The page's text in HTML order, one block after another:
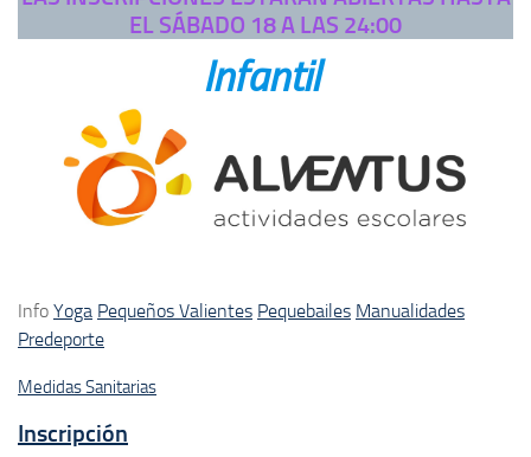
EL SÁBADO 18 A LAS 24:00
Infantil
Info Yoga Pequeños Valientes Pequebailes Manualidades
Predeporte
Medidas Sanitarias
Inscripción